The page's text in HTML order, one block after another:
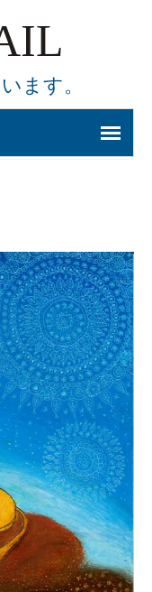
ます。